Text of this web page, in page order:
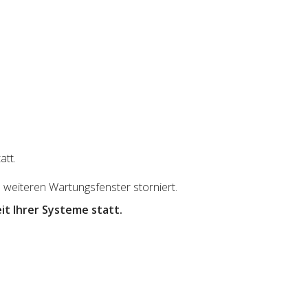
weiteren Wartungsfenster storniert.
Ihrer Systeme statt.